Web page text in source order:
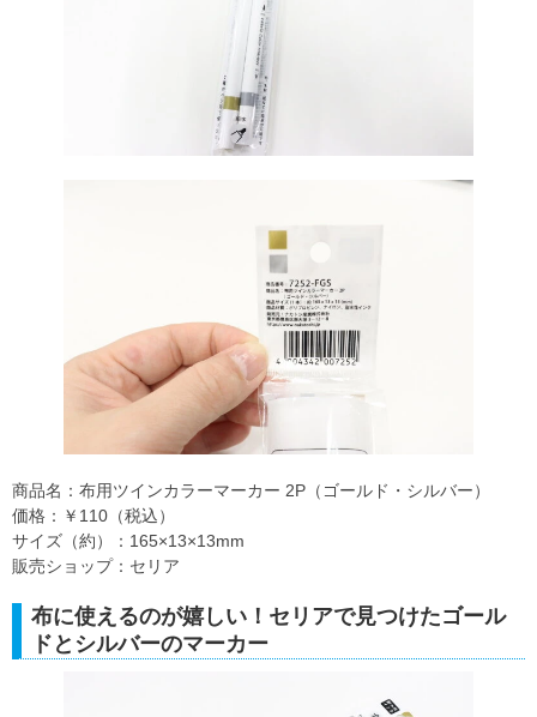
商品名：布用ツインカラーマーカー 2P（ゴールド・シルバー）
価格：￥110（税込）
サイズ（約）：165×13×13mm
販売ショップ：セリア
布に使えるのが嬉しい！セリアで見つけたゴール
ドとシルバーのマーカー